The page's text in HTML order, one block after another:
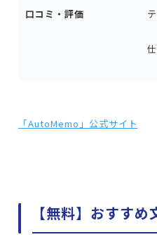
口コミ・評価
「AutoMemo」公式サイト
【無料】おすす